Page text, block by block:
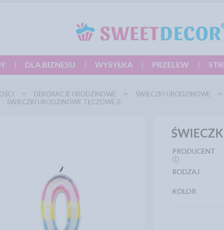
DLA BIZNESU WYSYŁKA PRZELEW
DEKORACJE URODZINOWE ŚWIECZKI URODZINOWE
ŚWIECZKI URODZINOWE TĘCZOWE 0
PRODUCENT
ⓘ
RODZAJ
KOLOR